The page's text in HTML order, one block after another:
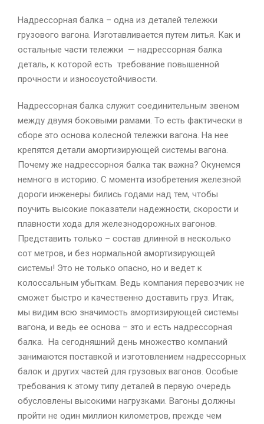
Надрессорная балка – одна из деталей тележки
грузового вагона. Изготавливается путем литья. Как и
остальные части тележки — надрессорная балка
деталь, к которой есть требование повышенной
прочности и износоустойчивости.
Надрессорная балка служит соединительным звеном
между двумя боковыми рамами. То есть фактически в
сборе это основа колесной тележки вагона. На нее
крепятся детали амортизирующей системы вагона.
Почему же надрессорноя балка так важна? Окунемся
немного в историю. С момента изобретения железной
дороги инженеры бились годами над тем, чтобы
поучить высокие показатели надежности, скорости и
плавности хода для железнодорожных вагонов.
Представить только – состав длинной в несколько
сот метров, и без нормальной амортизирующей
системы! Это не только опасно, но и ведет к
колоссальным убыткам. Ведь компания перевозчик не
сможет быстро и качественно доставить груз. Итак,
мы видим всю значимость амортизирующей системы
вагона, и ведь ее основа – это и есть надрессорная
балка. На сегодняшний день множество компаний
занимаются поставкой и изготовлением надрессорных
балок и других частей для грузовых вагонов. Особые
требования к этому типу деталей в первую очередь
обусловлены высокими нагрузками. Вагоны должны
пройти не один миллион километров, прежде чем